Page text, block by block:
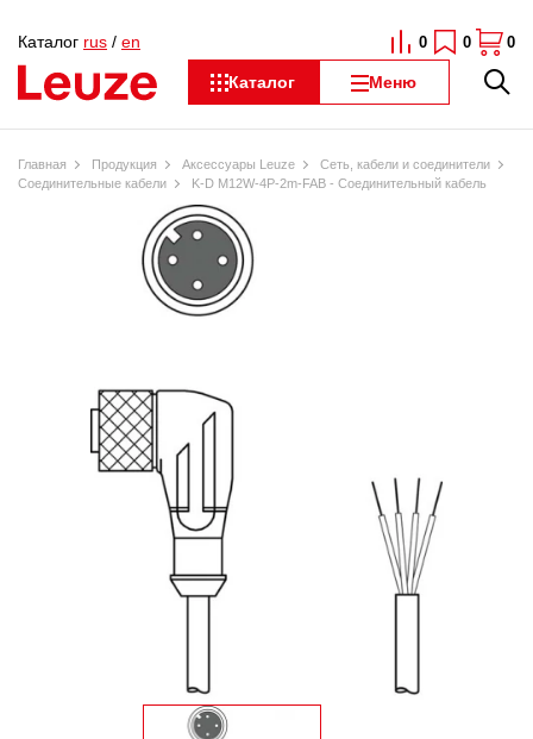
Каталог Меню
Каталог rus / en 0 0 0
Главная Продукция Аксессуары Leuze
Сеть, кабели и соединители
Соединительные кабели
K-D M12W-4P-2m-FAB - Соединительный кабель